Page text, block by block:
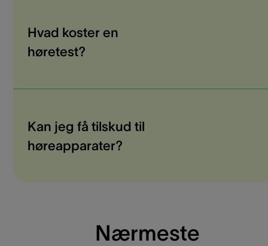
Hvad koster en
høretest?
Kan jeg få tilskud til
høreapparater?
Nærmeste